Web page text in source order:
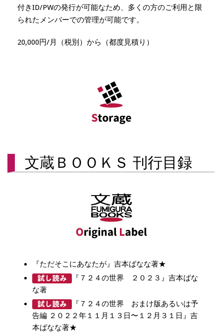
付きID/PWの発行が可能なため、多くの方のご利用と限
られたメンバーでの管理が可能です。
20,000円/月（税別）から（都度見積り）
文蔵ＢＯＯＫＳ 刊行目録
『ただそこにあなたが』吉本ばなな著★
『７２４の世界 ２０２３』吉本ばな
な著
『７２４の世界 おまけ版あるいは予
告編 ２０２２年１１月１３日〜１２月３１日』吉
本ばなな著★